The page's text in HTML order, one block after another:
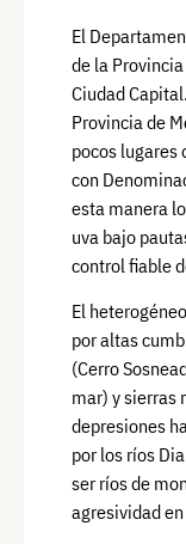
El
de la
Ciudad
Provincia de
pocos lugares
con
esta manera
uva bajo
control fiable
El
por altas
(Cerro
mar) y sierras
depresiones
por los ríos
ser ríos de
agresividad